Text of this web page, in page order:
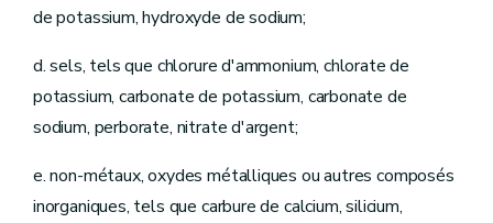
de potassium, hydroxyde de sodium;
d. sels, tels que chlorure d'ammonium, chlorate de
potassium, carbonate de potassium, carbonate de
sodium, perborate, nitrate d'argent;
e. non-métaux, oxydes métalliques ou autres composés
inorganiques, tels que carbure de calcium, silicium,